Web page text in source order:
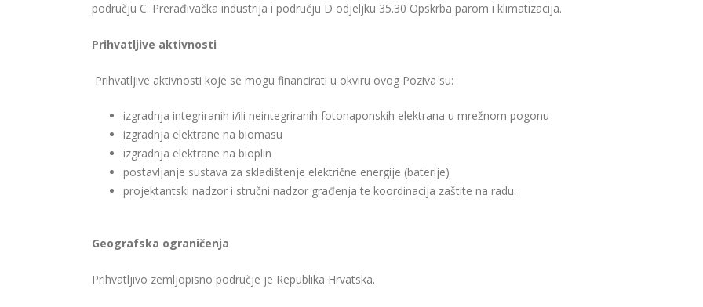
području C: Prerađivačka industrija i području D odjeljku 35.30 Opskrba parom i klimatizacija.
Prihvatljive aktivnosti
Prihvatljive aktivnosti koje se mogu financirati u okviru ovog Poziva su:
izgradnja integriranih i/ili neintegriranih fotonaponskih elektrana u mrežnom pogonu
izgradnja elektrane na biomasu
izgradnja elektrane na bioplin
postavljanje sustava za skladištenje električne energije (baterije)
projektantski nadzor i stručni nadzor građenja te koordinacija zaštite na radu.
Geografska ograničenja
Prihvatljivo zemljopisno područje je Republika Hrvatska.